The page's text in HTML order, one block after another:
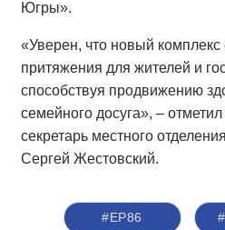
Югры».
«Уверен, что новый комплекс
притяжения для жителей и
способствуя продвижению
семейного досуга», –
секретарь местного
Сергей Жестовский.
#ЕР86